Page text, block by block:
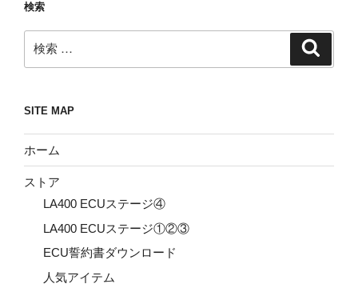
検索
索:
SITE MAP
ホーム
ストア
LA400 ECUステージ④
LA400 ECUステージ①②③
ECU誓約書ダウンロード
人気アイテム